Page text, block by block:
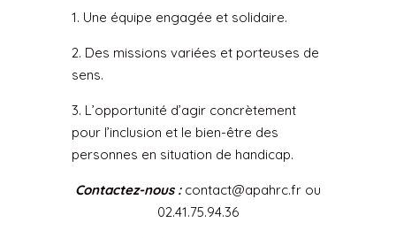
1. Une équipe engagée et solidaire.
2. Des missions variées et porteuses de
sens.
3. L’opportunité d’agir concrètement
pour l’inclusion et le bien-être des
personnes en situation de handicap.
Contactez-nous : contact@apahrc.frou
02.41.75.94.36